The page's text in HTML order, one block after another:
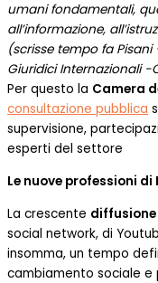
umani fondamentali,
all’informazione,
(scrisse tempo fa
Giuridici Internazionali -
Per questo la Camera
consultazione pubblica
supervisione,
esperti del settore
Le nuove professioni
La crescente diffusione
social network, di
insomma, un tempo
cambiamento sociale